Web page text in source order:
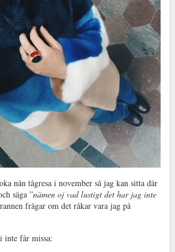
nån tågresa i november så jag kan sitta där
säga ”nämen oj vad lustigt det har jag inte
frågar om det råkar vara jag på
inte får missa: